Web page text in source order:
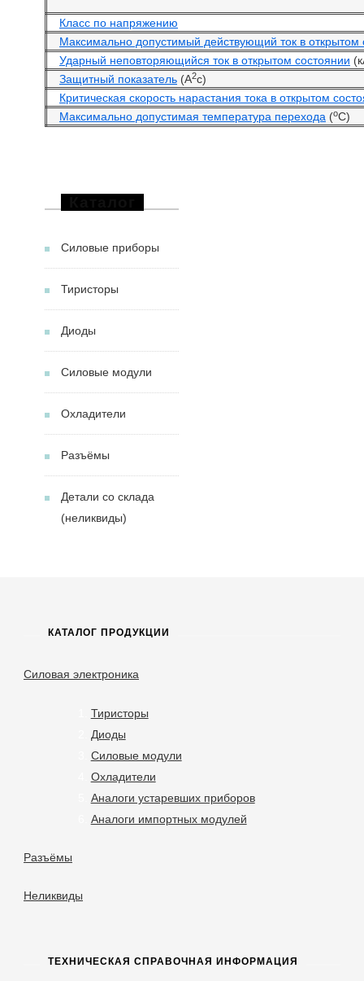
Класс по напряжению
Максимально допустимый действующий ток в открытом
Ударный неповторяющийся ток в открытом состоянии
Защитный показатель (А2с)
Критическая скорость нарастания тока в открытом
Максимально допустимая температура перехода (oС)
Силовые приборы
Тиристоры
Диоды
Силовые модули
Охладители
Разъёмы
Детали со склада
(неликвиды)
КАТАЛОГ ПРОДУКЦИИ
Силовая электроника
Тиристоры
Диоды
Силовые модули
Охладители
Аналоги устаревших приборов
Аналоги импортных модулей
Разъёмы
Неликвиды
ТЕХНИЧЕСКАЯ СПРАВОЧНАЯ ИНФОРМАЦИЯ